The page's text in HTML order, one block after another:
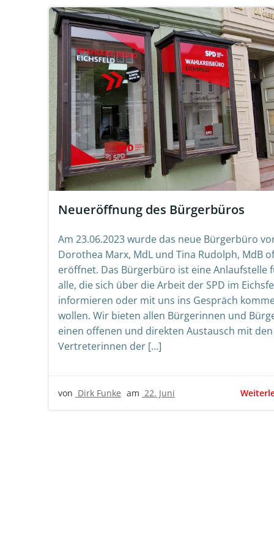
Neueröffnung des Bürgerbüros
Am 23.06.2023 wurde das neue Bürgerbüro
Dorothea Marx, MdL und Tina Rudolph, MdB
eröffnet. Das Bürgerbüro ist eine Anlaufstelle
alle, die sich über die Arbeit der SPD im
informieren oder mit uns ins Gespräch
wollen. Wir bieten allen Bürgerinnen und
einen offenen und direkten Austausch mit den
Vertreterinnen der […]
von Dirk Funke am 22. Juni